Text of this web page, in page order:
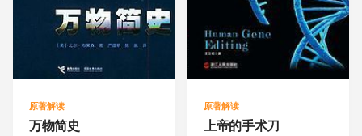
原著解读
万物简史
原著解读
上帝的手术刀